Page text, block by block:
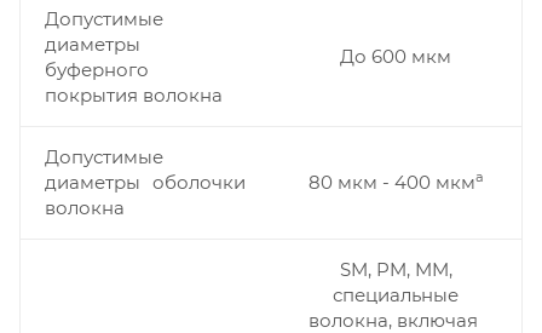
Допустимые
диаметры
буферного
покрытия волокна
До 600 мкм
Допустимые
диаметры оболочки
волокна
80 мкм - 400 мкмa
SM, PM, MM,
специальные
волокна, включая